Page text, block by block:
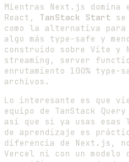
Mientras Next.js domina
React, TanStack Start
como la alternativa para
algo más type-safe y
construido sobre Vite y
streaming, server
enrutamiento 100% type-
archivos.
Lo interesante es que
equipo de TanStack
así que si ya usas
de aprendizaje es
diferencia de Next.js,
Vercel ni con un modelo